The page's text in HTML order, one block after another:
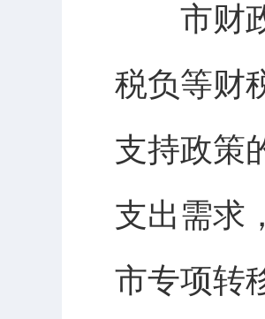
市财政
税负等财
支持政策
支出需求
市专项转